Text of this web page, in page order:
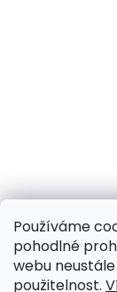
Používáme
pohodlné
webu
použitelnost.